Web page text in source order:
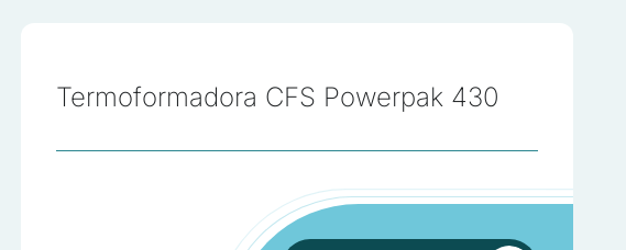
Termoformadora CFS Powerpak 430